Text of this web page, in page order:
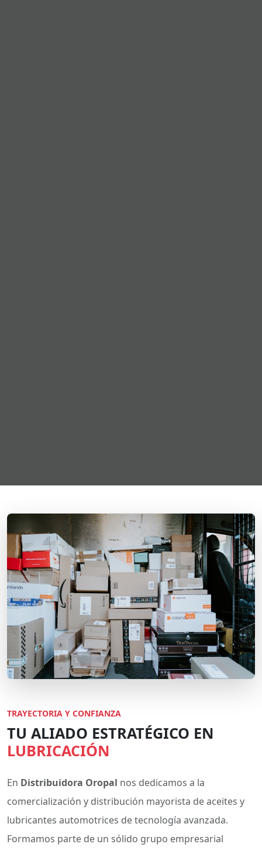
TRAYECTORIA Y CONFIANZA
TU ALIADO ESTRATÉGICO EN
LUBRICACIÓN
En Distribuidora Oropal nos dedicamos a la
comercialización y distribución mayorista de aceites y
lubricantes automotrices de tecnología avanzada.
Formamos parte de un sólido grupo empresarial